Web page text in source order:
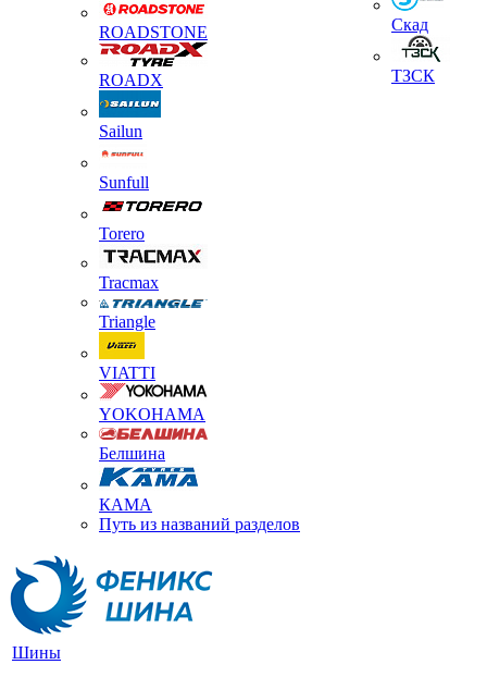
ROADSTONE
ROADX
Sailun
Sunfull
Torero
Tracmax
Triangle
VIATTI
YOKOHAMA
Белшина
КАМА
Путь из названий разделов
Скад
ТЗСК
Шины